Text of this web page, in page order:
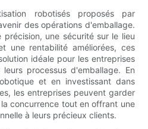
robotisés proposés par
des opérations d'emballage.
une sécurité sur le lieu
une rentabilité améliorées, ces
idéale pour les entreprises
processus d'emballage. En
et en investissant dans
les entreprises peuvent garder
concurrence tout en offrant une
à leurs précieux clients.